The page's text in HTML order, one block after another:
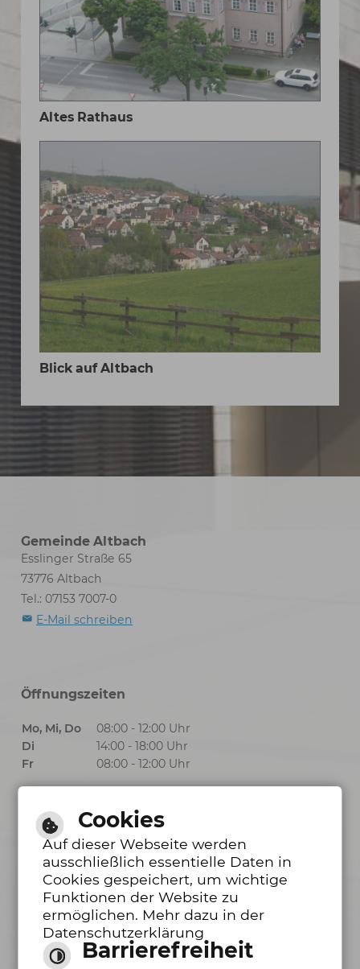
Altes Rathaus
Blick auf Altbach
Gemeinde Altbach
Esslinger Straße 65
73776 Altbach
Tel.: 07153 7007-0
E-Mail schreiben
Öffnungszeiten
Mo, Mi, Do
08:00 - 12:00 Uhr
Di
14:00 - 18:00 Uhr
Fr
08:00 - 12:00 Uhr
Öffnungszeiten Bürgerbüro
Mo, Mi, Do
08:00 - 12:00 Uhr
14:00 - 18:00 Uhr
08:00 - 12:00 Uhr
Cookies
Auf dieser Webseite werden
ausschließlich essentielle Daten in
Cookies gespeichert, um wichtige
Funktionen der Website zu
ermöglichen. Mehr dazu in der
Datenschutzerklärung
Barrierefreiheit